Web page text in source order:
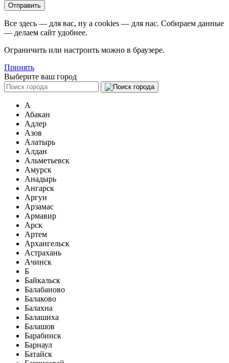
Все здесь — для вас, ну а cookies — для нас. Собираем данные
— делаем сайт удобнее.
Ограничить или настроить можно в браузере.
Принять
Выберите ваш город
А
Абакан
Адлер
Азов
Алатырь
Алдан
Альметьевск
Амурск
Анадырь
Ангарск
Аргун
Арзамас
Армавир
Арск
Артем
Архангельск
Астрахань
Ачинск
Б
Байкальск
Балабаново
Балаково
Балахна
Балашиха
Балашов
Барабинск
Барнаул
Батайск